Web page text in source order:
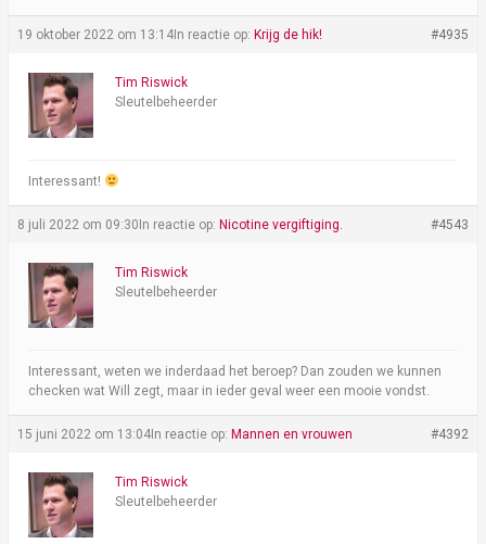
19 oktober 2022 om 13:14In reactie op:Krijg de hik! #4935
Tim Riswick
Sleutelbeheerder
Interessant!
8 juli 2022 om 09:30In reactie op:Nicotine vergiftiging. #4543
Tim Riswick
Sleutelbeheerder
Interessant, weten we inderdaad het beroep? Dan zouden we kunnen
checken wat Will zegt, maar in ieder geval weer een mooie vondst.
15 juni 2022 om 13:04In reactie op:Mannen en vrouwen #4392
Tim Riswick
Sleutelbeheerder